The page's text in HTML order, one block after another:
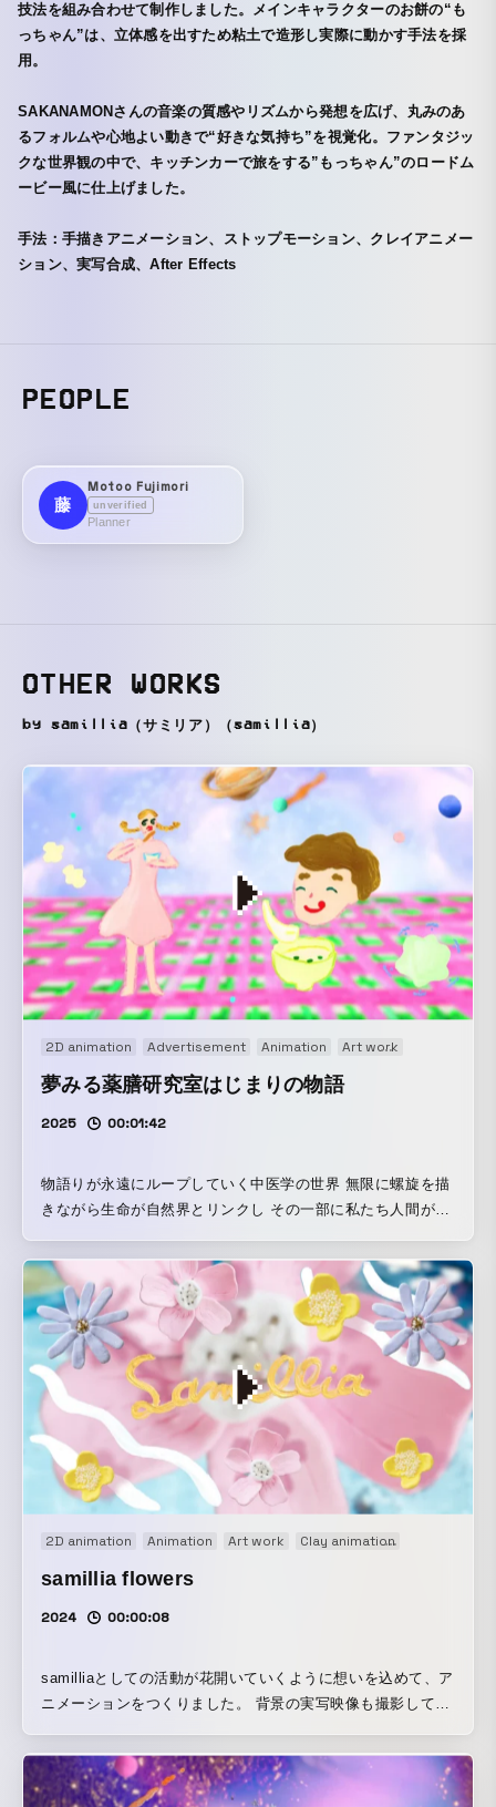
技法を組み合わせて制作しました。メインキャラクターのお餅の“も
っちゃん”は、立体感を出すため粘土で造形し実際に動かす手法を採
用。
SAKANAMONさんの音楽の質感やリズムから発想を広げ、丸みのあ
るフォルムや心地よい動きで“好きな気持ち”を視覚化。ファンタジッ
クな世界観の中で、キッチンカーで旅をする”もっちゃん”のロードム
ービー風に仕上げました。
手法：手描きアニメーション、ストップモーション、クレイアニメー
ション、実写合成、After Effects
PEOPLE
藤
Motoo Fujimori
unverified
Planner
OTHER WORKS
by samillia（サミリア）（samillia）
2D animation Advertisement Animation Art work
夢みる薬膳研究室はじまりの物語
2025 00:01:42
物語りが永遠にループしていく中医学の世界 無限に螺旋を描
きながら生命が自然界とリンクし その一部に私たち人間がい
とを大切に 中医学のエビデンスに基づいた心と身体が喜ぶ薬
膳料理を国際薬膳師の店主がつくるお店、そのはじまりの物
語をクラフト作品、実写など様々な技法を組み合わせ、遊び
心のあるアナログな世界観の映像と音楽で仕上げました 手
法：手描きアニメーション、ストップモーション、After
Effects、ループアニメーション
2D animation Animation Art work Clay animation
samillia flowers
2024 00:00:08
samilliaとしての活動が花開いていくように想いを込めて、ア
ニメーションをつくりました。 背景の実写映像も撮影してい
ニメーション、実写